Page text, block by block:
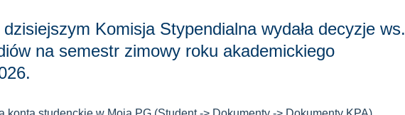
Komisja Stypendialna wydała decyzje ws.
na semestr zimowy roku akademickiego